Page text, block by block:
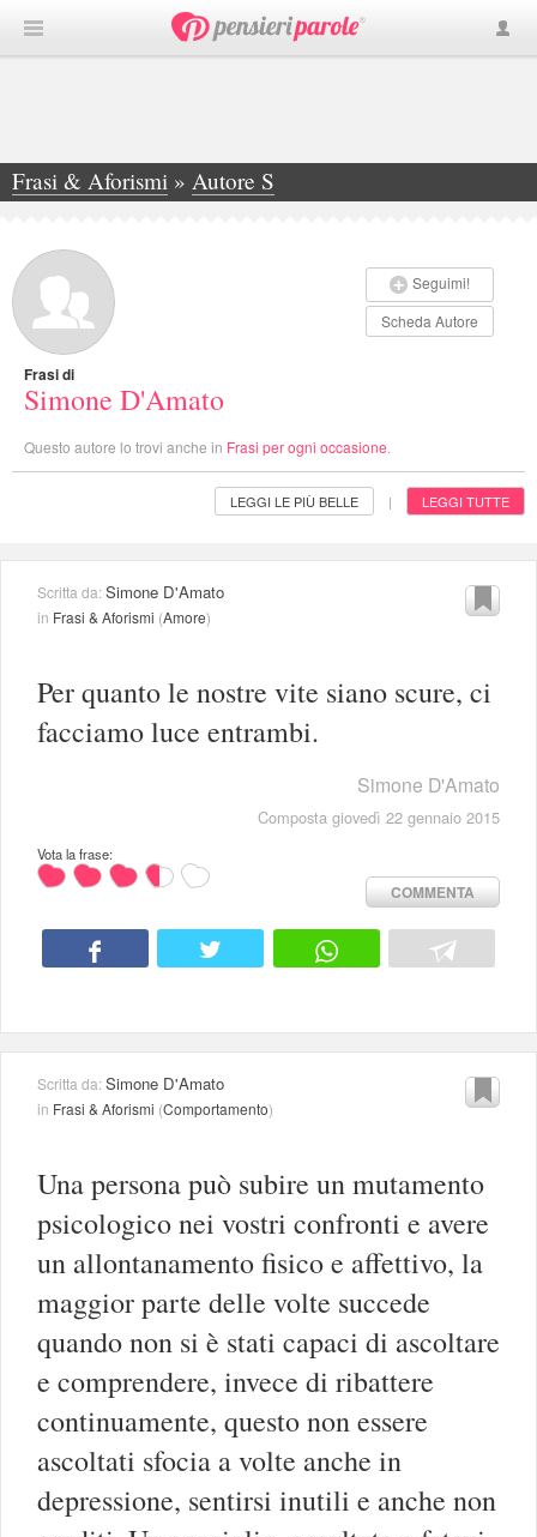
Frasi & Aforismi » Autore S
»Simone D'Amato
Seguimi!
Scheda Autore
Frasi di
Simone D'Amato
Questo autore lo trovi anche in Frasi per ogni occasione
LEGGI LE PIÙ BELLE | LEGGI TUTTE
Scritta da:Simone D'Amato
in Frasi & Aforismi (Amore)
Per quanto le nostre vite siano scure, ci
facciamo luce entrambi.
Simone D'Amato
Composta giovedì 22 gennaio 2015
Vota la frase:
COMMENTA
Scritta da:Simone D'Amato
in Frasi & Aforismi (Comportamento)
Una persona può subire un mutamento
psicologico nei vostri confronti e avere
un allontanamento fisico e affettivo, la
maggior parte delle volte succede
quando non si è stati capaci di ascoltare
e comprendere, invece di ribattere
continuamente, questo non essere
ascoltati sfocia a volte anche in
depressione, sentirsi inutili e anche non